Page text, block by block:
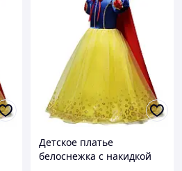
Детское платье
белоснежка с накидкой